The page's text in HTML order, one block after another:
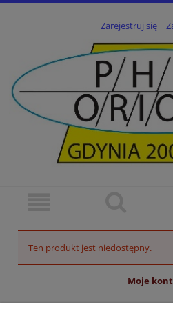
Zarejestruj się
Ten produkt jest niedostępny.
Moje